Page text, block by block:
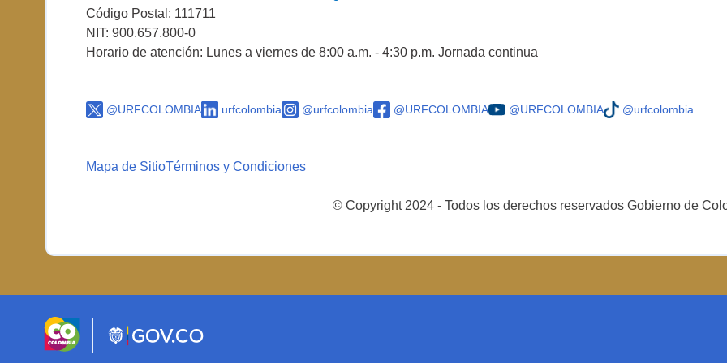
Código Postal: 111711
NIT: 900.657.800-0
Horario de atención: Lunes a viernes de 8:00 a.m. - 4:30 p.m. Jornada continua
@URFCOLOMBIA urfcolombia @urfcolombia @URFCOLOMBIA @URFCOLOMBIA @urfcolombia
Mapa de SitioTérminos y Condiciones
© Copyright 2024 - Todos los derechos reservados Gobierno de